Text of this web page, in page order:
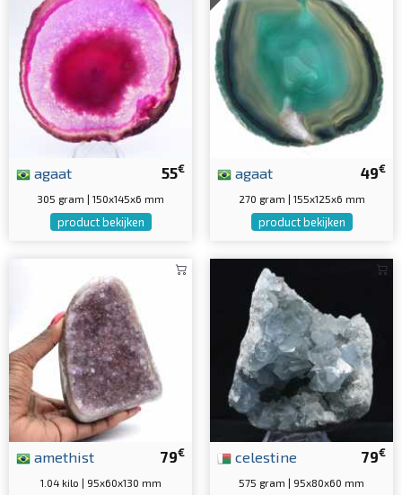
55€
agaat
305 gram | 150x145x6 mm
product bekijken
49€
agaat
270 gram | 155x125x6 mm
product bekijken
79€
amethist
1.04 kilo | 95x60x130 mm
79€
celestine
575 gram | 95x80x60 mm